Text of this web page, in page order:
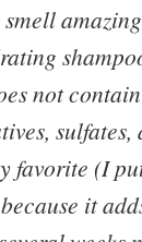
not
favorite (I
it